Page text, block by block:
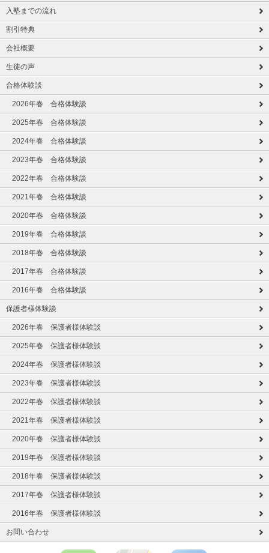
入塾までの流れ
割引特典
会社概要
生徒の声
合格体験談
2026年春 合格体験談
2025年春 合格体験談
2024年春 合格体験談
2023年春 合格体験談
2022年春 合格体験談
2021年春 合格体験談
2020年春 合格体験談
2019年春 合格体験談
2018年春 合格体験談
2017年春 合格体験談
2016年春 合格体験談
保護者様体験談
2026年春 保護者様体験談
2025年春 保護者様体験談
2024年春 保護者様体験談
2023年春 保護者様体験談
2022年春 保護者様体験談
2021年春 保護者様体験談
2020年春 保護者様体験談
2019年春 保護者様体験談
2018年春 保護者様体験談
2017年春 保護者様体験談
2016年春 保護者様体験談
お問い合わせ